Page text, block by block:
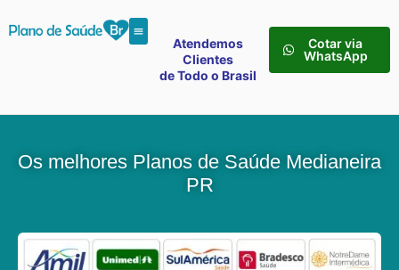
Atendemos
Clientes
de Todo o Brasil
Cotar via
WhatsApp
Os melhores Planos de Saúde Medianeira
PR